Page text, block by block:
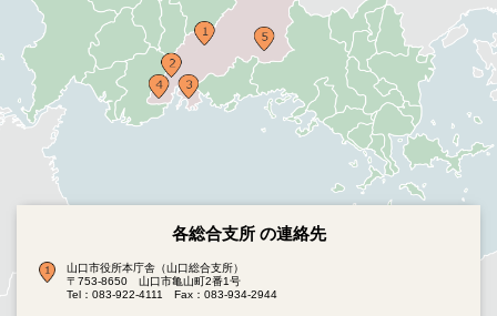
各総合支所 の連絡先
山口市役所本庁舎（山口総合支所）
〒753-8650 山口市亀山町2番1号
Tel：083-922-4111
Fax：083-934-2944